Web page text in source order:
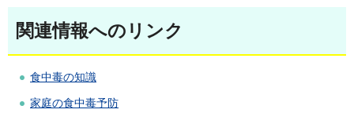
関連情報へのリンク
食中毒の知識
家庭の食中毒予防